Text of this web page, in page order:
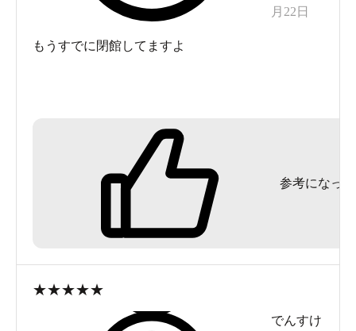
月22日
もうすでに閉館してますよ
参考になった
★★★★★
でんすけ